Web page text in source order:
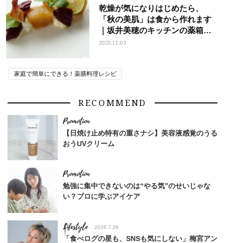
乾燥が気になりはじめたら、
「秋の美肌」は食から作れます
｜坂井美穂のキッチンの薬箱
vol.1
2020.11.03
家庭で簡単にできる！薬膳料理レシピ
RECOMMEND
【日焼け止め特有の重さナシ】美容液感覚のうる
おうUVクリーム
勉強に集中できないのは“やる気”のせいじゃな
い？プロに学ぶアイケア
Lifestyle 2026.7.28
「食べログの星も、SNSも気にしない」梅宮アン